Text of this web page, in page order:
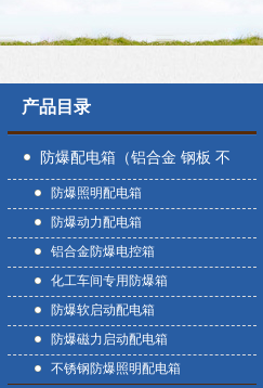
产品目录
防爆配电箱（铝合金 钢板 不
锈钢）
防爆照明配电箱
防爆动力配电箱
铝合金防爆电控箱
化工车间专用防爆箱
防爆软启动配电箱
防爆磁力启动配电箱
不锈钢防爆照明配电箱